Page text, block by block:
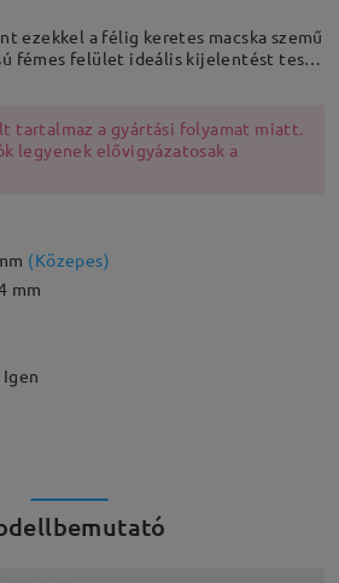
ezekkel a félig keretes macska szemű
fémes felület ideális kijelentést tesz
Állítható orrpárnákkal tervezték,
tartalmaz a gyártási folyamat miatt.
legyenek elővigyázatosak a
(Közepes)
mm
Igen